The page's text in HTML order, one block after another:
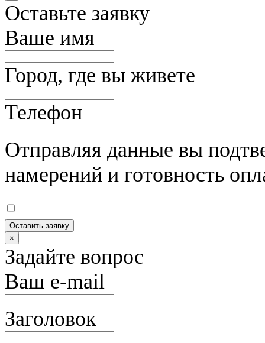
Оставьте заявку
Ваше имя
Город, где вы живете
Телефон
Отправляя данные вы
намерений и готовность
Оставить заявку
×
Задайте вопрос
Ваш e-mail
Заголовок